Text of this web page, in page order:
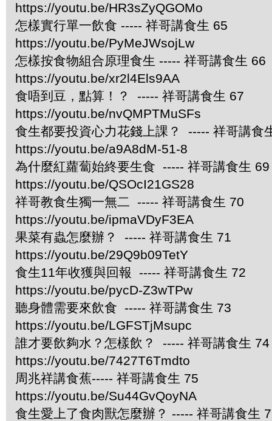
https://youtu.be/HR3sZyQGOMo
怎樣實行單一飲食 ----- 祥哥講食生 65
https://youtu.be/PyMeJWsojLw
怎樣按食物組合原理食生 ----- 祥哥講食生 66
https://youtu.be/xr2l4Els9AA
食唔到豆，點算！？ ----- 祥哥講食生 67
https://youtu.be/nvQMPTMuSFs
食生都要投資心力花錢上課？ ----- 祥哥講食
https://youtu.be/a9A8dM-51-8
為什麼紅蘿蔔始終要生食 ----- 祥哥講食生 69
https://youtu.be/QSOcI21GS28
祥哥教食生獨一無二 ----- 祥哥講食生 70
https://youtu.be/ipmaVDyF3EA
果菜有蟲怎麼辦？ ----- 祥哥講食生 71
https://youtu.be/29Q9b09TetY
食生11年收獲與回報 ----- 祥哥講食生 72
https://youtu.be/pycD-Z3wTPw
聽身體需要來飲食 ----- 祥哥講食生 73
https://youtu.be/LGFSTjMsupc
誰才要飲夠水？怎樣飲？ ----- 祥哥講食生 74
https://youtu.be/7427T6Tmdto
周兆祥講食蕉----- 祥哥講食生 75
https://youtu.be/Su44GvQoyNA
食生愛上了食肉獸怎麼辦？ ----- 祥哥講食生